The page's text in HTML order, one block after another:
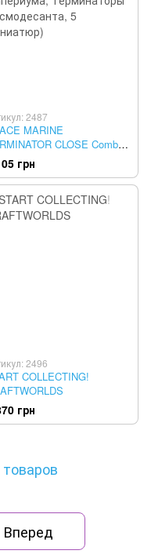
2487
MARINE
CLOSE Combat
(Армии Империума,
Космодесанта,
грн
2496
COLLECTING!
грн
Вперед